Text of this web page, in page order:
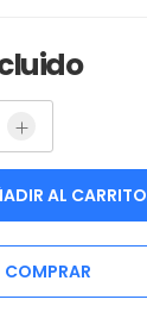
AL CARRITO
COMPRAR